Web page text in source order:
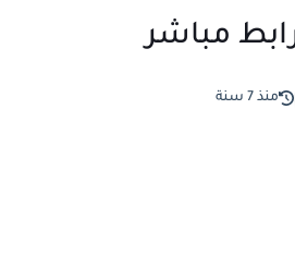
منذ 7 سنة